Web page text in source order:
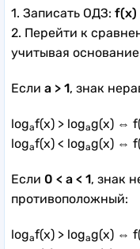
1. Записать ОДЗ: f(x)
2. Перейти к
учитывая основание
Если a > 1, знак
logaf(x) > logag(x) ⇔
logaf(x) < logag(x) ⇔
Если 0 < a < 1, знак
противоположный:
logaf(x) > logag(x) ⇔